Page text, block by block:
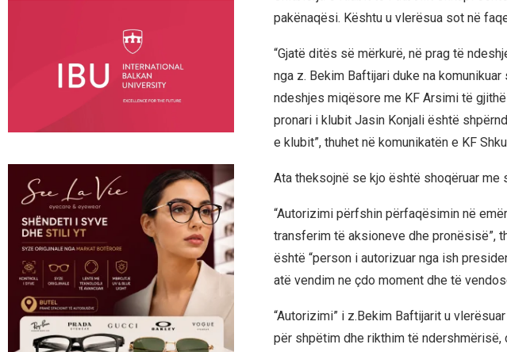
pakënaqësi. Kështu u vlerësua sot në
“Gjatë ditës së mërkurë, në prag të
nga z. Bekim Baftijari duke na
ndeshjes miqësore me KF Arsimi të
pronari i klubit Jasin Konjali është
e klubit”, thuhet në komunikatën e KF
Ata theksojnë se kjo është shoqëruar
“Autorizimi përfshin përfaqësimin në
transferim të aksioneve dhe pronësisë”,
është “person i autorizuar nga ish
atë vendim ne çdo moment dhe të
“Autorizimi” i z.Bekim Baftijarit u
për shpëtim dhe rikthim të